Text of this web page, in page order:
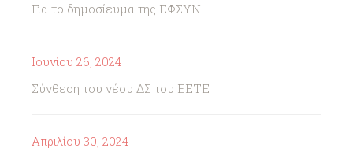
Για το δημοσίευμα της ΕΦΣΥΝ
Ιουνίου 26, 2024
Σύνθεση του νέου ΔΣ του ΕΕΤΕ
Απριλίου 30, 2024